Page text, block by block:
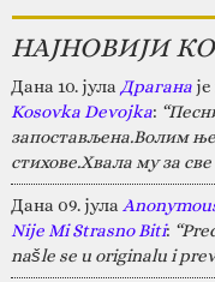
НАЈНОВИЈИ
Дана 10. јула Драгана
Kosovka Devojka:
запостављена.Волим
стихове.Хвала му за
Дана 09. јула
Nije Mi Strasno Biti:
našle se u originalu i